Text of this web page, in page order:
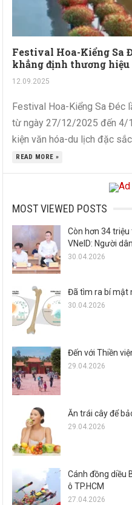
Festival Hoa-Kiểng Sa
khẳng định thương hiệu
12.09.2025
Festival Hoa-Kiểng Sa Đéc
từ ngày 27/12/2025 đến 4/
kiện văn hóa-du lịch đặc
READ MORE »
MOST VIEWED POSTS
Còn hơn 34
VNeID: Người
30.04.2026
Đã tìm ra bí mật
30.04.2026
Đến với Thiền
29.04.2026
Ăn trái cây để
29.04.2026
Cánh đồng diều
ô TP.HCM
27.04.2026